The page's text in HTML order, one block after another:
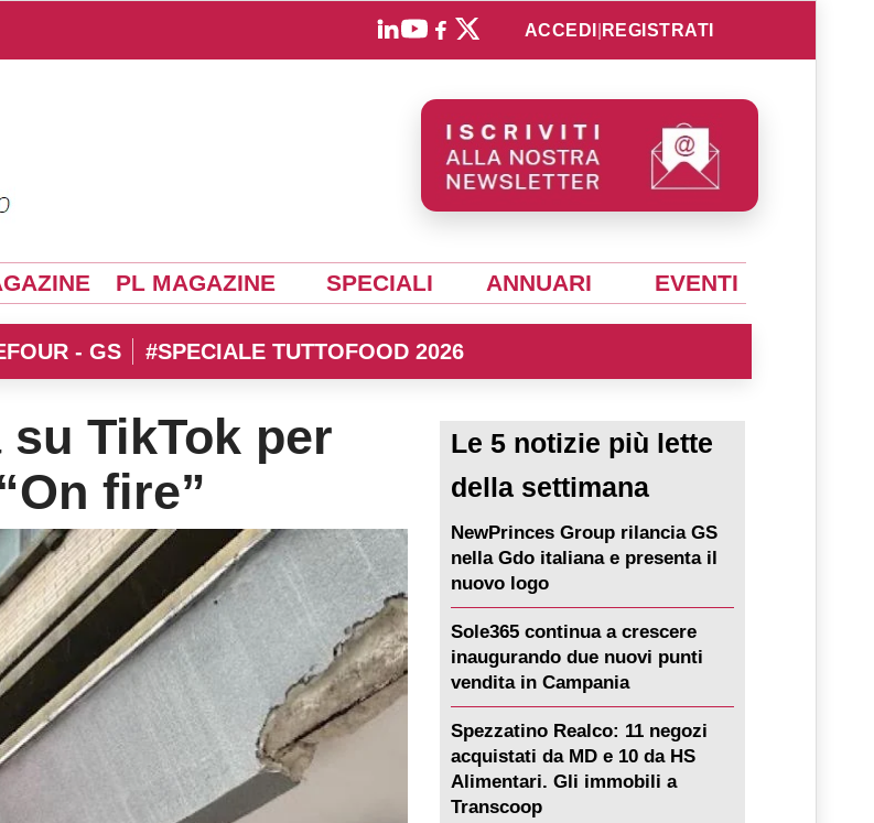
ACCEDI REGISTRATI
PL MAGAZINE SPECIALI ANNUARI EVENTI
- GS #SPECIALE TUTTOFOOD 2026
TikTok per
fire”
Le 5 notizie più lette
della settimana
NewPrinces Group rilancia GS
nella Gdo italiana e presenta il
nuovo logo
Sole365 continua a crescere
inaugurando due nuovi punti
vendita in Campania
Spezzatino Realco: 11 negozi
acquistati da MD e 10 da HS
Alimentari. Gli immobili a
Transcoop